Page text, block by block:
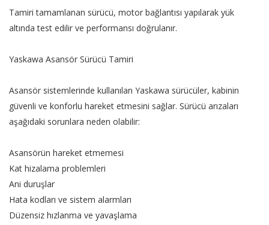
Tamiri tamamlanan sürücü, motor bağlantısı yapılarak yük
altında test edilir ve performansı doğrulanır.
Yaskawa Asansör Sürücü Tamiri
Asansör sistemlerinde kullanılan Yaskawa sürücüler, kabinin
güvenli ve konforlu hareket etmesini sağlar. Sürücü arızaları
aşağıdaki sorunlara neden olabilir:
Asansörün hareket etmemesi
Kat hizalama problemleri
Ani duruşlar
Hata kodları ve sistem alarmları
Düzensiz hızlanma ve yavaşlama